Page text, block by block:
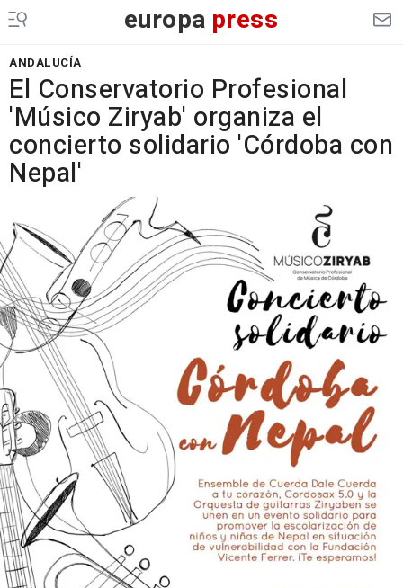
europa press
ANDALUCÍA
El Conservatorio Profesional
'Músico Ziryab' organiza el
concierto solidario 'Córdoba con
Nepal'